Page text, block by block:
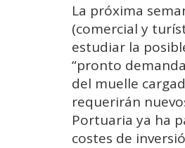
La próxima
(comercial y
estudiar la
“pronto
del muelle
requerirán
Portuaria ya ha
costes de